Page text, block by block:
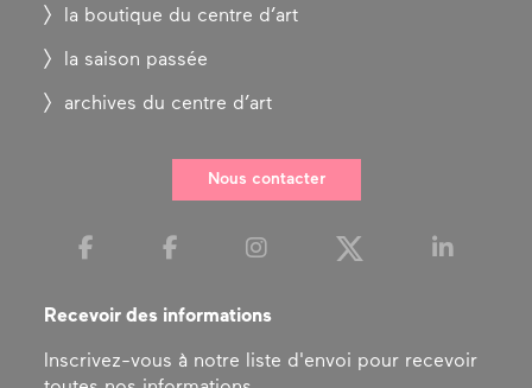
la boutique du centre d’art
la saison passée
archives du centre d’art
Nous contacter
Recevoir des informations
Inscrivez-vous à notre liste d'envoi pour recevoir